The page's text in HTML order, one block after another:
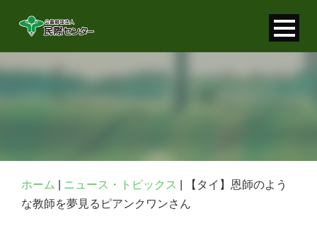
お問い合わせ
ホーム ニュース・トピックス
【タイ】恩師のよう
な教師を夢見るピアンクワンさん